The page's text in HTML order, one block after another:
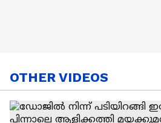
OTHER VIDEOS